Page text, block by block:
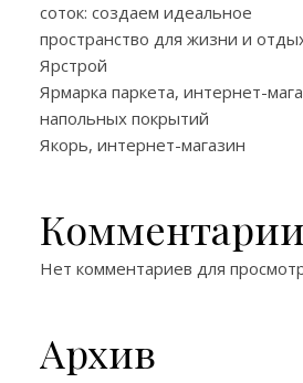
соток: создаем идеальное
пространство для жизни и
Ярстрой
Ярмарка паркета, интернет-
напольных покрытий
Якорь, интернет-магазин
Комментарии
Нет комментариев для
Архив